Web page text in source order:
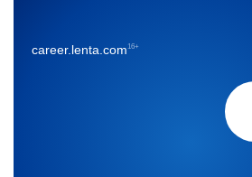
career.lenta.com16+